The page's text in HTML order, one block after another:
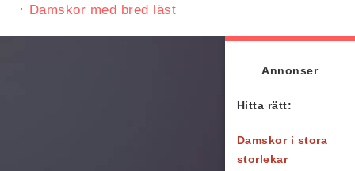
Damskor med bred läst
Annonser
Hitta rätt:
Damskor i stora
storlekar